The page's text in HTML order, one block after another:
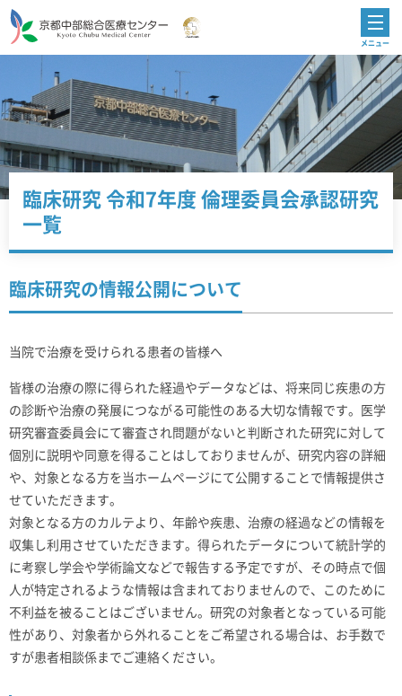
臨床研究 令和7年度 倫理委員会承認研究
一覧
臨床研究の情報公開について
当院で治療を受けられる患者の皆様へ
皆様の治療の際に得られた経過やデータなどは、将来同じ疾患の方
の診断や治療の発展につながる可能性のある大切な情報です。医学
研究審査委員会にて審査され問題がないと判断された研究に対して
個別に説明や同意を得ることはしておりませんが、研究内容の詳細
や、対象となる方を当ホームページにて公開することで情報提供さ
せていただきます。
対象となる方のカルテより、年齢や疾患、治療の経過などの情報を
収集し利用させていただきます。得られたデータについて統計学的
に考察し学会や学術論文などで報告する予定ですが、その時点で個
人が特定されるような情報は含まれておりませんので、このために
不利益を被ることはございません。研究の対象者となっている可能
性があり、対象者から外れることをご希望される場合は、お手数で
すが患者相談係までご連絡ください。